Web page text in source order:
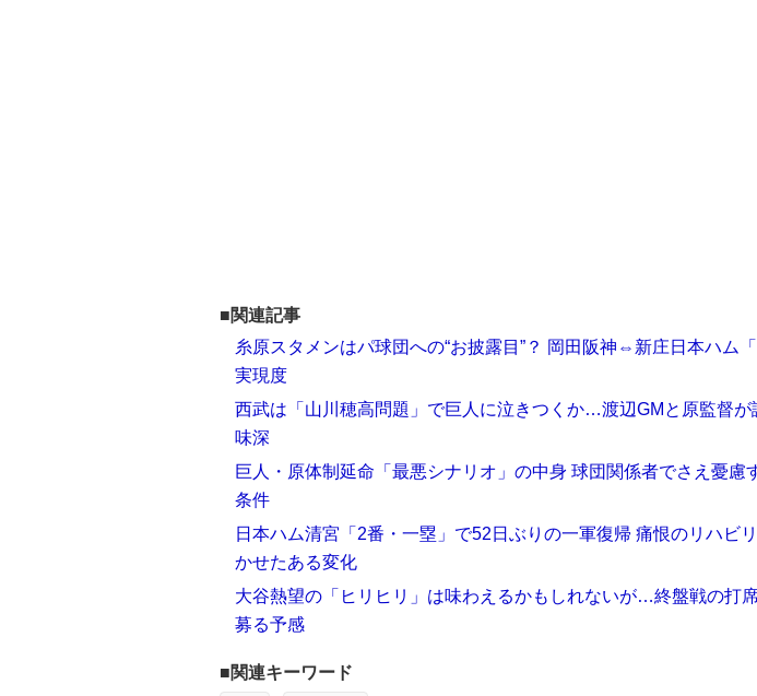
■関連記事
糸原スタメンはパ球団への“お披露目”？ 岡田阪神⇔新庄日本ハム
実現度
西武は「山川穂高問題」で巨人に泣きつくか…渡辺GMと原監督が
味深
巨人・原体制延命「最悪シナリオ」の中身 球団関係者でさえ憂慮
条件
日本ハム清宮「2番・一塁」で52日ぶりの一軍復帰 痛恨のリハビ
かせたある変化
大谷熱望の「ヒリヒリ」は味わえるかもしれないが…終盤戦の打
募る予感
■関連キーワード